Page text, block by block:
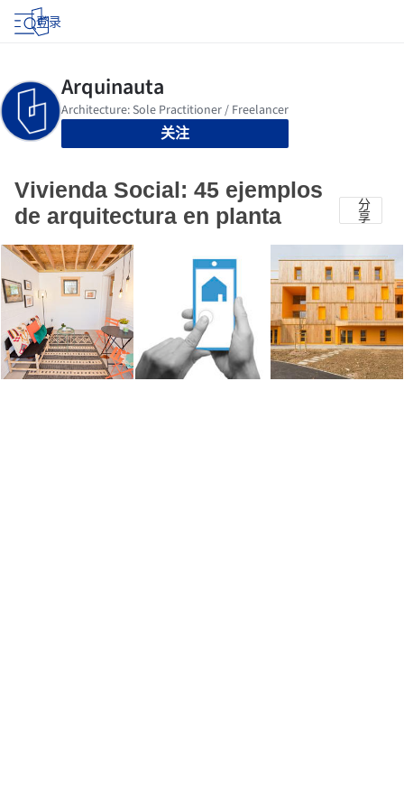
登录
关注
Vivienda Social: 45 ejemplos
de arquitectura en planta
分
享